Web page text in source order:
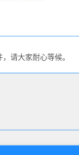
请大家耐心等候。